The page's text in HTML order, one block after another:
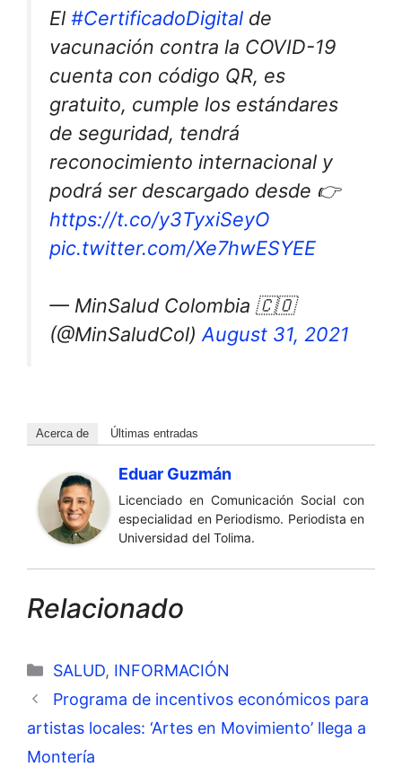
El #CertificadoDigital de
vacunación contra la COVID-19
cuenta con código QR, es
gratuito, cumple los estándares
de seguridad, tendrá
reconocimiento internacional y
podrá ser descargado desde 👉
https://t.co/y3TyxiSeyO
pic.twitter.com/Xe7hwESYEE
— MinSalud Colombia 🇨🇴
(@MinSaludCol) August 31, 2021
Acerca de Últimas entradas
Eduar Guzmán
Licenciado en Comunicación Social con
especialidad en Periodismo. Periodista en
Universidad del Tolima.
Relacionado
Categorías
SALUD, INFORMACIÓN
Programa de incentivos económicos para
artistas locales: ‘Artes en Movimiento’ llega a
Montería